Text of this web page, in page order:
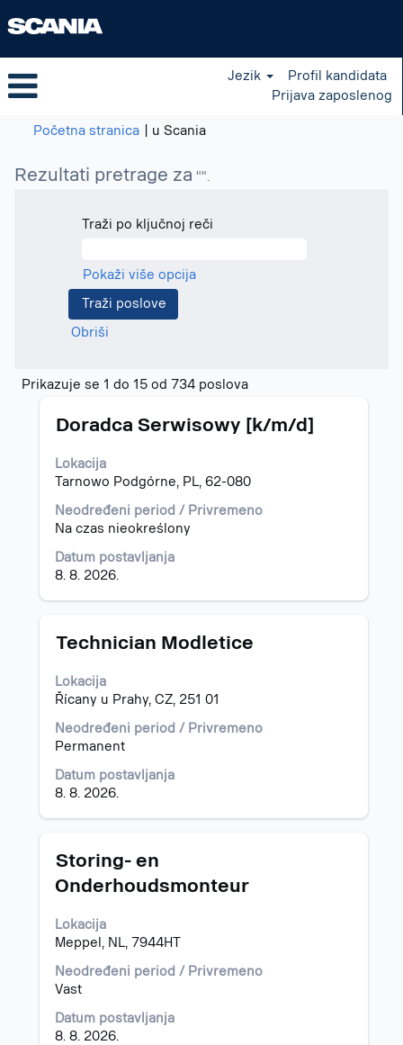
Jezik
Profil kandidata
Prijava zaposlenog
Početna stranica u Scania(trenutna
Rezultati pretrage za "".
Traži po ključnoj reči
Pokaži više opcija
Obriši
Prikazuje se 1 do 15 od 734 poslovaRezultati
za
"".
se
do
Korisite
Tab
za
poslova.
posla.
Naslov
Doradca Serwisowy [k/m/d]
Lokacija
Tarnowo Podgórne, PL, 62-080
Neodređeni period / Privremeno
Na czas nieokreślony
Datum postavljanja
8. 8. 2026.
Izaberite
razmaknicom
da
prikazali
celokupan
informacija
o
poslu.
Naslov
Technician Modletice
Lokacija
Řícany u Prahy, CZ, 251 01
Neodređeni period / Privremeno
Permanent
Datum postavljanja
8. 8. 2026.
Izaberite
razmaknicom
da
prikazali
celokupan
informacija
o
poslu.
Naslov
Storing- en
Onderhoudsmonteur
Lokacija
Meppel, NL, 7944HT
Neodređeni period / Privremeno
Vast
Datum postavljanja
8. 8. 2026.
Izaberite
razmaknicom
biste
prikazali
celokupan
sadržaj
o
poslu.